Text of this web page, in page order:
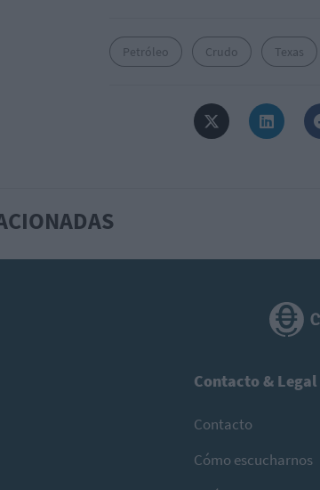
Petróleo Crudo Texas
Contacto & Legal
Contacto
Cómo escucharnos